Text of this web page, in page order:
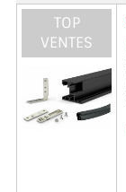
TOP
VENTES